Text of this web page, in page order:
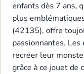
enfants dès 7 ans,
plus
(42135), offre
passionnantes.
recréer leur
grâce à ce jouet de